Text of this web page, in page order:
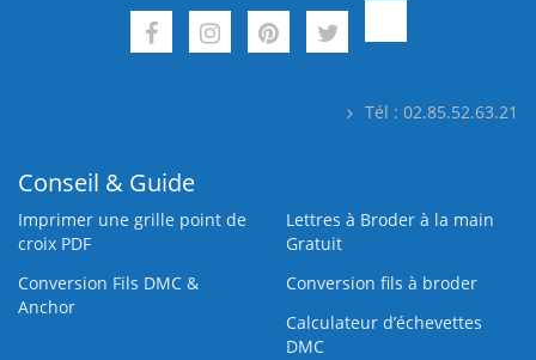
Tél : 02.85.52.63.21
Conseil & Guide
Imprimer une grille point de
croix PDF
Lettres à Broder à la main
Gratuit
Conversion Fils DMC &
Anchor
Conversion fils à broder
Calculateur d’échevettes
DMC